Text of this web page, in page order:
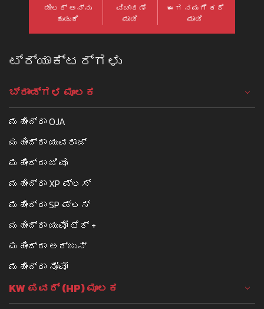
ಡೀಲರ್ ಅನ್ನು
ಹುಡುಕಿ
ವಿಚಾರಣೆ
ಮಾಡಿ
ಈಗ ನಮಗೆ ಕರೆ
ಮಾಡಿ
ಟ್ರ್ಯಾಕ್ಟರ್ಗಳು
ಬ್ರಾಂಡ್ಗಳ ಮೂಲಕ
ಮಹೀಂದ್ರಾ OJA
ಮಹೀಂದ್ರಾ ಯುವರಾಜ್
ಮಹೀಂದ್ರಾ ಜಿವೊ
ಮಹೀಂದ್ರಾ XP ಪ್ಲಸ್
ಮಹೀಂದ್ರಾ SP ಪ್ಲಸ್
ಮಹೀಂದ್ರಾ ಯುವೋ ಟೆಕ್ +
ಮಹೀಂದ್ರಾ ಅರ್ಜುನ್
ಮಹೀಂದ್ರಾ ನೋವೋ
KW ಪವರ್ (HP) ಮೂಲಕ